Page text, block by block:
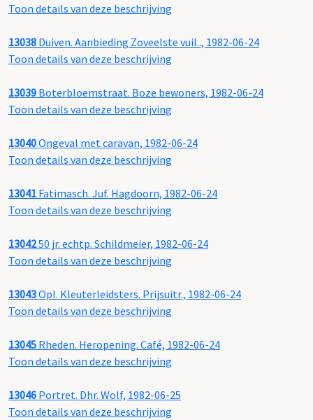
Toon details van deze beschrijving
13038 Duiven. Aanbieding Zoveelste vuil.., 1982-06-24
Toon details van deze beschrijving
13039 Boterbloemstraat. Boze bewoners, 1982-06-24
Toon details van deze beschrijving
13040Ongeval met caravan, 1982-06-24
Toon details van deze beschrijving
13041 Fatimasch. Juf. Hagdoorn, 1982-06-24
Toon details van deze beschrijving
1304250 jr. echtp. Schildmeier, 1982-06-24
Toon details van deze beschrijving
13043Opl. Kleuterleidsters. Prijsuitr., 1982-06-24
Toon details van deze beschrijving
13045 Rheden. Heropening. Café, 1982-06-24
Toon details van deze beschrijving
13046 Portret. Dhr. Wolf, 1982-06-25
Toon details van deze beschrijving